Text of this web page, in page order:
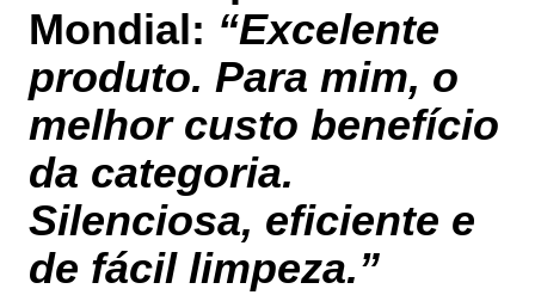
Mondial: “Excelente
produto. Para mim, o
melhor custo benefício
da categoria.
Silenciosa, eficiente e
de fácil limpeza.”